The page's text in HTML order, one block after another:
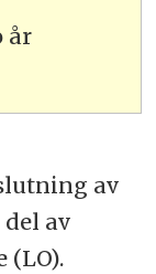
år
av
av
(LO).